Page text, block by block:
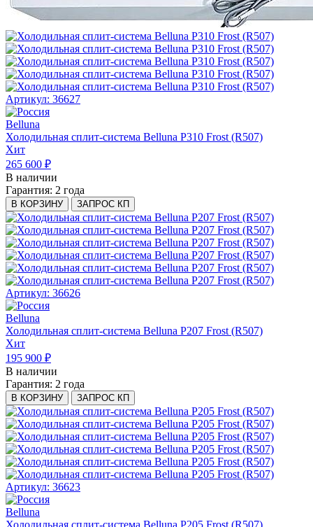
Артикул: 36627
Belluna
Холодильная сплит-система Belluna P310 Frost (R507)
Хит
265 600 ₽
В наличии
Гарантия: 2 года
В КОРЗИНУ ЗАПРОС КП
Артикул: 36626
Belluna
Холодильная сплит-система Belluna P207 Frost (R507)
Хит
195 900 ₽
В наличии
Гарантия: 2 года
В КОРЗИНУ ЗАПРОС КП
Артикул: 36623
Belluna